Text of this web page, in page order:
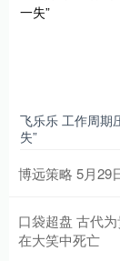
飞乐乐 工作周期
失”
博远策略 5月29
口袋超盘 古代
在大笑中死亡